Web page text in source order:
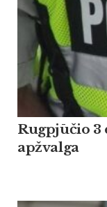
Rugpjūčio 3
apžvalga